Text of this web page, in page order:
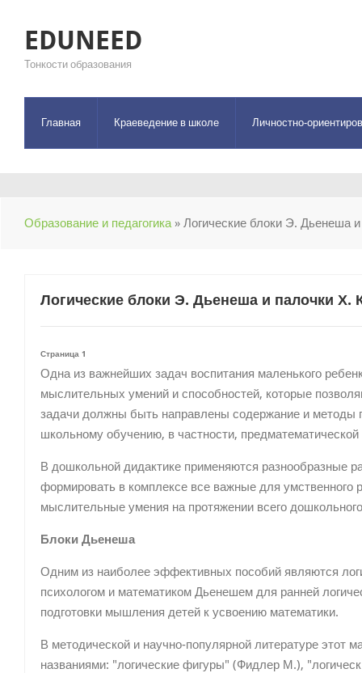
EDUNEED
Тонкости образования
Главная Краеведение в школе Личностно-
Образование и педагогика» Логические блоки Э. Дьенеша
Логические блоки Э. Дьенеша и палочки Х.
Страница 1
Одна из важнейших задач воспитания маленького
мыслительных умений и способностей, которые
задачи должны быть направлены содержание и методы
школьному обучению, в частности, предматематической
В дошкольной дидактике применяются разнообразные
формировать в комплексе все важные для умственного
мыслительные умения на протяжении всего
Блоки Дьенеша
Одним из наиболее эффективных пособий являются
психологом и математиком Дьенешем для ранней
подготовки мышления детей к усвоению математики.
В методической и научно-популярной литературе этот
названиями: "логические фигуры" (Фидлер М.),